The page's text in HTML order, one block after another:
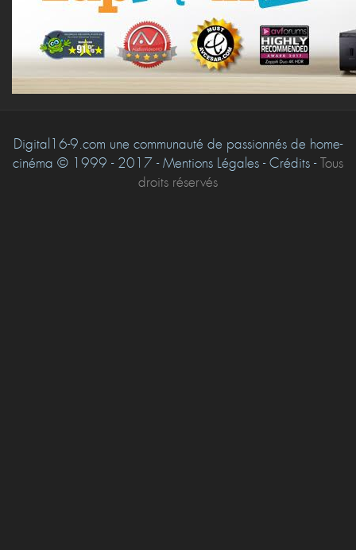
Digital16-9.com une communauté de passionnés de home-
cinéma © 1999 - 2017 - Mentions Légales - Crédits -Tous
droits réservés